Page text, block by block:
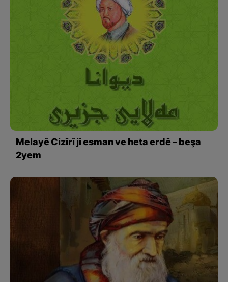
Melayê Cizîrî ji esman ve heta erdê – beşa
2yem